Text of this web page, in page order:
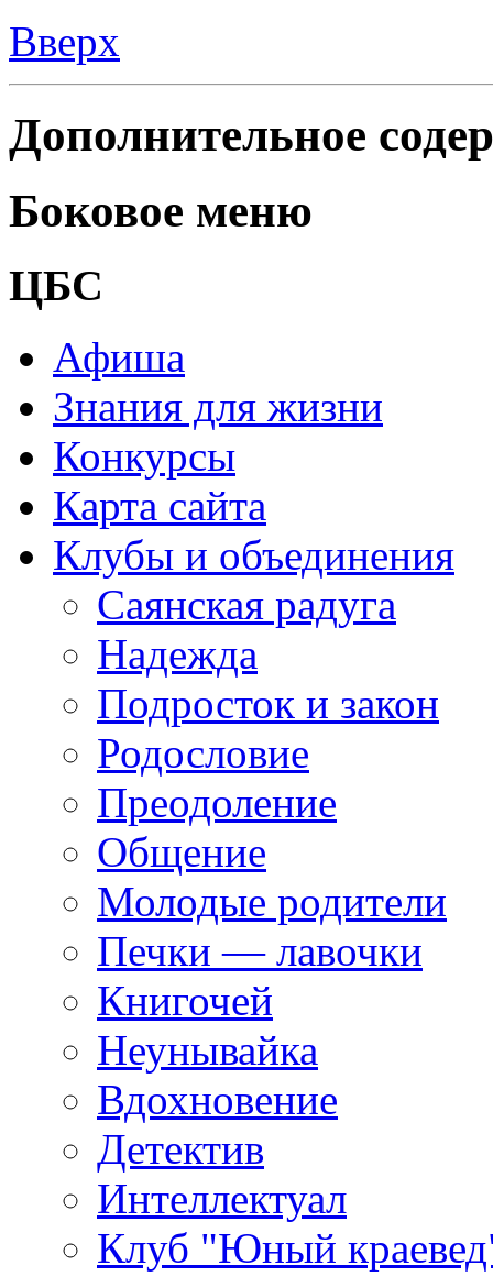
Вверх
Дополнительное
Боковое меню
ЦБС
Афиша
Знания для жизни
Конкурсы
Карта сайта
Клубы и объединения
Саянская радуга
Надежда
Подросток и закон
Родословие
Преодоление
Общение
Молодые родители
Печки — лавочки
Книгочей
Неунывайка
Вдохновение
Детектив
Интеллектуал
Клуб "Юный